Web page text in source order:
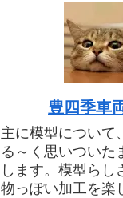
豊四季車
主に模型について
る～く思いついた
します。模型らし
物っぽい加工を楽